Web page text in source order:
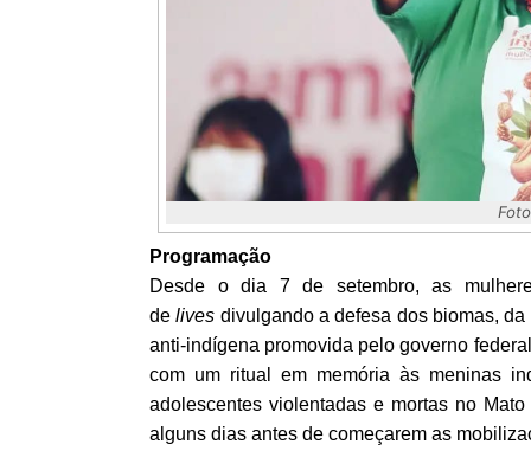
Programação
Desde o dia 7 de setembro, as
delives divulgando a defesa dos biomas,
anti-indígena promovida pelo governo
com um ritual em memória às meninas
adolescentes violentadas e mortas no
alguns dias antes de começarem as